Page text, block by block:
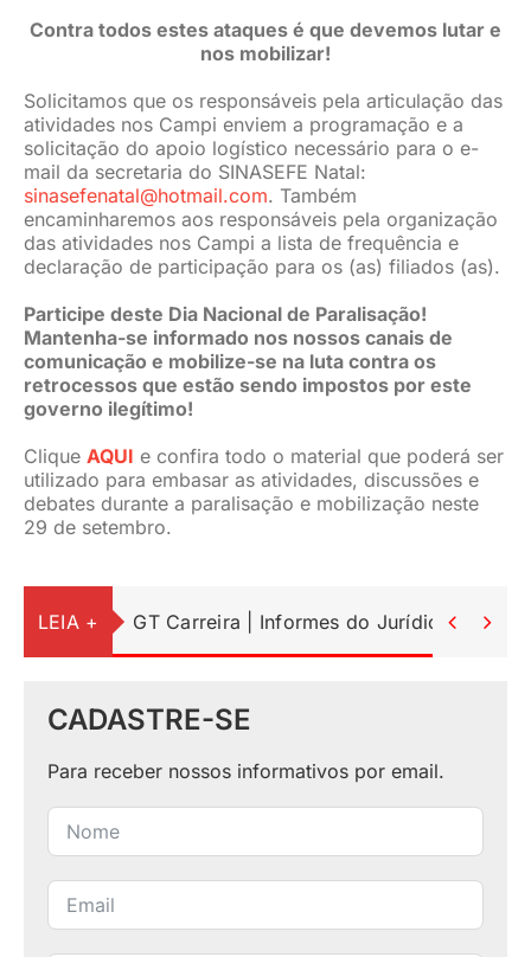
Contra todos estes ataques é que devemos lutar e
nos mobilizar!
Solicitamos que os responsáveis pela articulação das
atividades nos Campi enviem a programação e a
solicitação do apoio logístico necessário para o e-
mail da secretaria do SINASEFE Natal:
sinasefenatal@hotmail.com. Também
encaminharemos aos responsáveis pela organização
das atividades nos Campi a lista de frequência e
declaração de participação para os (as) filiados (as).
Participe deste Dia Nacional de Paralisação!
Mantenha-se informado nos nossos canais de
comunicação e mobilize-se na luta contra os
retrocessos que estão sendo impostos por este
governo ilegítimo!
Clique AQUI e confira todo o material que poderá ser
utilizado para embasar as atividades, discussões e
debates durante a paralisação e mobilização neste
29 de setembro.
LEIA + GT Carreira | Informes do Jurídico 
CADASTRE-SE
Para receber nossos informativos por email.